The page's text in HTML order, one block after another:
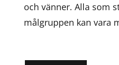
och vänner. Alla som
målgruppen kan vara